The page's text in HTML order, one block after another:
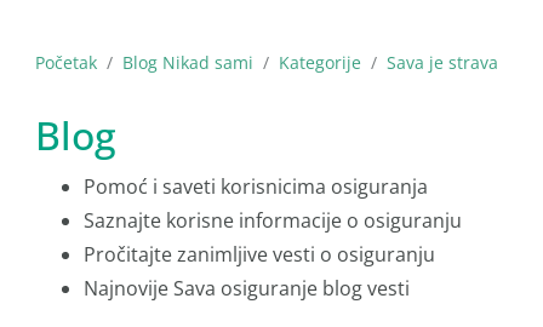
Početak Blog Nikad sami Kategorije Sava je strava
Blog
Pomoć i saveti korisnicima osiguranja
Saznajte korisne informacije o osiguranju
Pročitajte zanimljive vesti o osiguranju
Najnovije Sava osiguranje blog vesti